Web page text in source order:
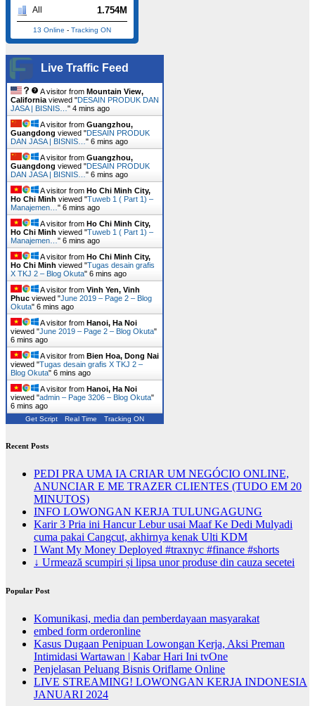
All 1.754M
13 Online - Tracking ON
Live Traffic Feed
A visitor from Mountain View,
California viewed "DESAIN PRODUK DAN
JASA | BISNIS… " 4 mins ago
A visitor from Guangzhou,
Guangdong viewed "DESAIN PRODUK
DAN JASA | BISNIS… " 6 mins ago
A visitor from Guangzhou,
Guangdong viewed "DESAIN PRODUK
DAN JASA | BISNIS… " 6 mins ago
A visitor from Ho Chi Minh City,
Ho Chi Minh viewed "Tuweb 1 ( Part 1) –
Manajemen… " 6 mins ago
A visitor from Ho Chi Minh City,
Ho Chi Minh viewed "Tuweb 1 ( Part 1) –
Manajemen… " 6 mins ago
A visitor from Ho Chi Minh City,
Ho Chi Minh viewed "Tugas desain grafis
X TKJ 2 – Blog Okuta" 6 mins ago
A visitor from Vinh Yen, Vinh
Phuc viewed "June 2019 – Page 2 – Blog
Okuta" 6 mins ago
A visitor from Hanoi, Ha Noi
viewed "June 2019 – Page 2 – Blog Okuta"
6 mins ago
A visitor from Bien Hoa, Dong Nai
viewed "Tugas desain grafis X TKJ 2 –
Blog Okuta" 6 mins ago
A visitor from Hanoi, Ha Noi
viewed "admin – Page 3206 – Blog Okuta"
6 mins ago
Get Script Real Time Tracking ON
Recent Posts
PEDI PRA UMA IA CRIAR UM NEGÓCIO ONLINE,
ANUNCIAR E ME TRAZER CLIENTES (TUDO EM 20
MINUTOS)
INFO LOWONGAN KERJA TULUNGAGUNG
Karir 3 Pria ini Hancur Lebur usai Maaf Ke Dedi Mulyadi
cuma pakai Cangcut, akhirnya kenak Ulti KDM
I Want My Money Deployed #traxnyc #finance #shorts
↓ Urmează scumpiri și lipsa unor produse din cauza secetei
Popular Post
Komunikasi, media dan pemberdayaan masyarakat
embed form orderonline
Kasus Dugaan Penipuan Lowongan Kerja, Aksi Preman
Intimidasi Wartawan | Kabar Hari Ini tvOne
Penjelasan Peluang Bisnis Oriflame Online
LIVE STREAMING! LOWONGAN KERJA INDONESIA
JANUARI 2024